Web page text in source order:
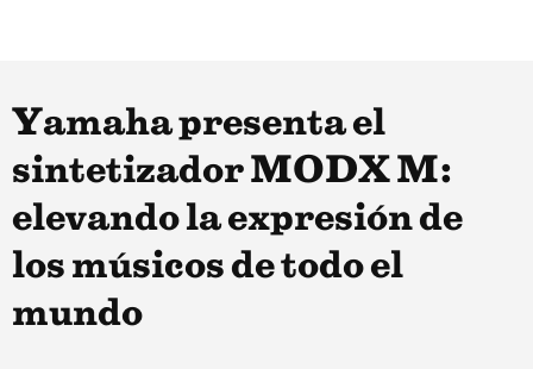
Yamaha presenta el
sintetizador MODX M:
elevando la expresión de
los músicos de todo el
mundo